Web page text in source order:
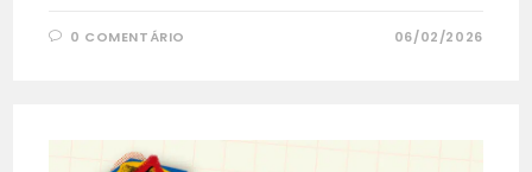
0 COMENTÁRIO 06/02/2026